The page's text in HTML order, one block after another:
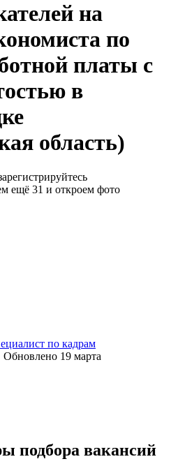
на
по
платы с
в
область)
ещё 31 и откроем фото
по кадрам
Обновлено 19 марта
подбора вакансий